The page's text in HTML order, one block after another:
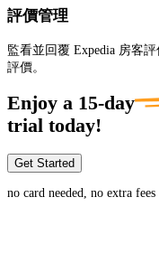
評價管理
監看並回覆 Expedia 房客
評價。
Enjoy a 15-day
trial today!
Get Started
no card needed, no extra fees